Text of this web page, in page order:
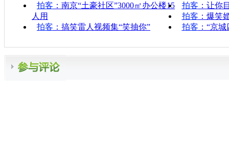
拍客 ：南京“土豪社区”3000㎡办公楼15
人用
拍客 ：让你
拍客 ：爆笑
拍客 ：搞笑雷人视频集“笑抽你” 拍客 ：“京